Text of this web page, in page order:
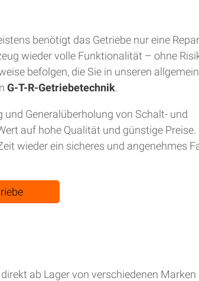
benötigt das Getriebe nur eine
wieder volle Funktionalität – ohne
befolgen, die Sie in unseren
G-T-R-Getriebetechnik.
Generalüberholung von Schalt- und
auf hohe Qualität und günstige Preise.
wieder ein sicheres und angenehmes
ab Lager von verschiedenen